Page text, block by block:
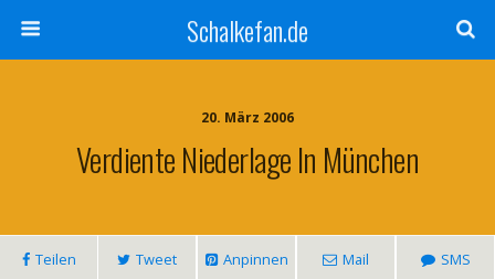
Schalkefan.de
20. März 2006
Verdiente Niederlage In München
Teilen Tweet Anpinnen Mail SMS